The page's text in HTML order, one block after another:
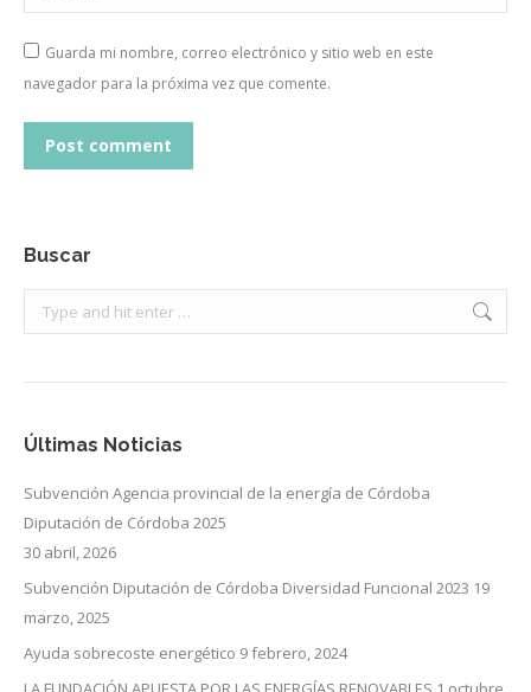
Guarda mi nombre, correo electrónico y sitio web en este
navegador para la próxima vez que comente.
Post comment
Buscar
Search:
Últimas Noticias
Subvención Agencia provincial de la energía de Córdoba
Diputación de Córdoba 2025
30 abril, 2026
Subvención Diputación de Córdoba Diversidad Funcional 2023 19
marzo, 2025
Ayuda sobrecoste energético 9 febrero, 2024